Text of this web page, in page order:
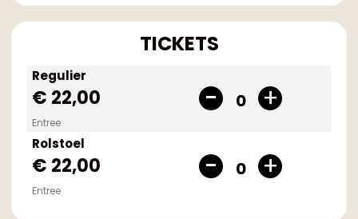
TICKETS
Regulier
€ 22,00 0
Entree
Rolstoel
€ 22,00 0
Entree